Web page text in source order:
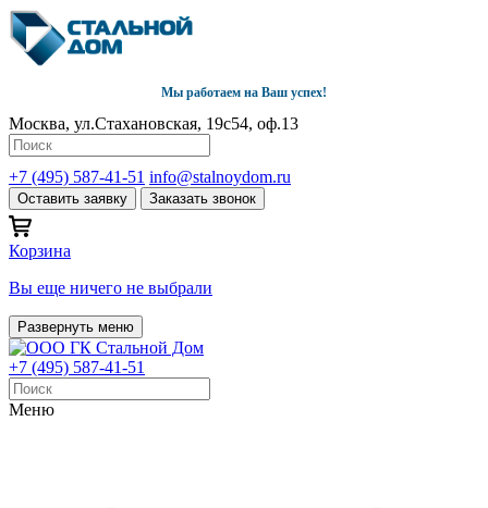
Мы работаем на Ваш успех!
Москва, ул.Стахановская, 19с54, оф.13
+7 (495) 587-41-51 info@stalnoydom.ru
Оставить заявку Заказать звонок
Корзина
Вы еще ничего не выбрали
Развернуть меню
+7 (495) 587-41-51
Меню